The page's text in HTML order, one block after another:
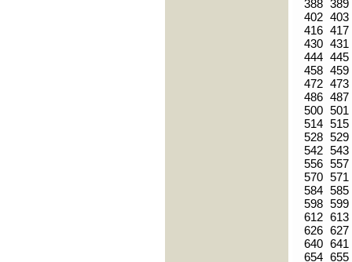
388 389
402 403
416 417
430 431
444 445
458 459
472 473
486 487
500 501
514 515
528 529
542 543
556 557
570 571
584 585
598 599
612 613
626 627
640 641
654 655